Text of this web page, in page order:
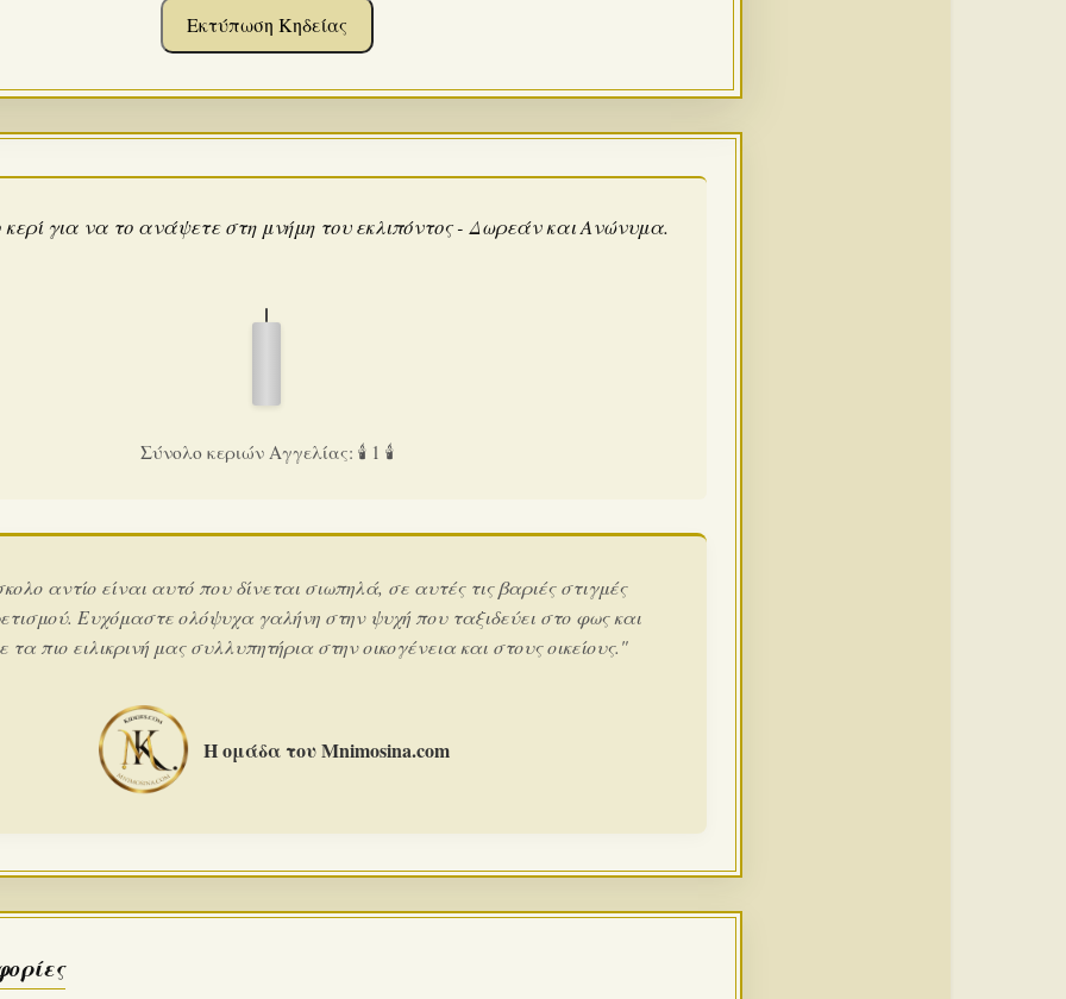
Εκτύπωση Κηδείας
κερί για να το ανάψετε στη μνήμη του εκλιπόντος - Δωρεάν και Ανώνυμα.
Σύνολο κεριών Αγγελίας: 🕯️ 1 🕯️
αντίο είναι αυτό που δίνεται σιωπηλά, σε αυτές τις βαριές στιγμές
Ευχόμαστε ολόψυχα γαλήνη στην ψυχή που ταξιδεύει στο φως και
πιο ειλικρινή μας συλλυπητήρια στην οικογένεια και στους οικείους."
Η ομάδα του Mnimosina.com